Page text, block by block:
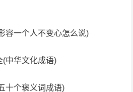
容一个人不变心怎么说)
(中华文化成语)
十个褒义词成语)